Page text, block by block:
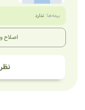
بیمه‌ها: ندارد
اصلاح